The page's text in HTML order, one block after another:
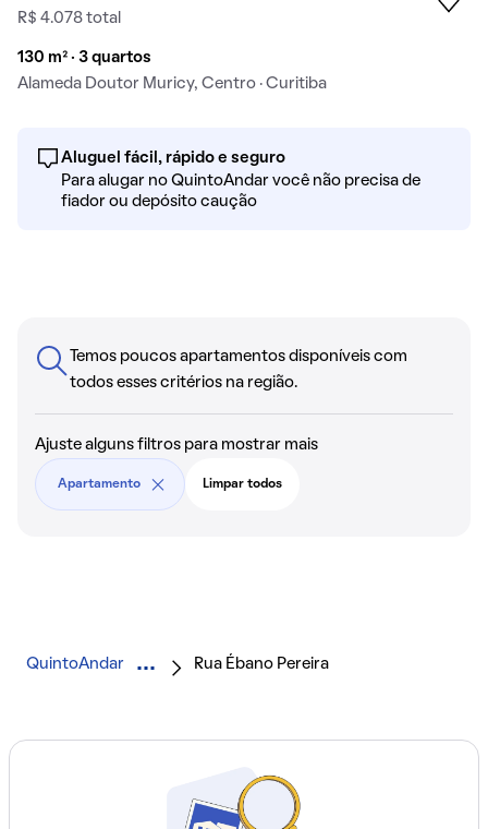
R$ 4.078 total
130 m² · 3 quartos
Alameda Doutor Muricy, Centro · Curitiba
Aluguel fácil, rápido e seguro
Para alugar no QuintoAndar você não precisa de
fiador ou depósito caução
Temos poucos apartamentos disponíveis com
todos esses critérios na região.
Ajuste alguns filtros para mostrar mais
Apartamento Limpar todos
QuintoAndar Rua Ébano Pereira